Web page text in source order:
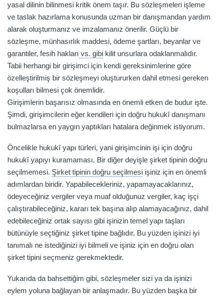
yasal dilinin bilinmesi kritik önem taşır. Bu sözleşmeleri işleme
ve taslak hazırlama konusunda uzman bir danışmandan yardım
alarak oluşturmanız ve imzalamanız önerilir. Güçlü bir
sözleşme, münhasırlık maddesi, ödeme şartları, beyanlar ve
garantiler, fesih hakları vs. gibi kilit unsurlara odaklanmalıdır.
Tabii herhangi bir girişimci için kendi gereksinimlerine göre
özelleştirilmiş bir sözleşmeyi oluştururken dahil etmesi gereken
koşulları bilmesi çok önemlidir.
Girişimlerin başarısız olmasında en önemli etken de budur işte.
Şimdi, girişimcilerin eğer kendileri için doğru hukukî danışmanı
bulmazlarsa en yaygın yaptıkları hatalara değinmek istiyorum.
Öncelikle hukukî yapı türleri, yani girişimcinin işi için doğru
hukukî yapıyı kuramaması. Bir diğer deyişle şirket tipinin doğru
seçilmemesi. Şirket tipinin doğru seçilmesi işiniz için en önemli
adımlardan biridir. Yapabilecekleriniz, yapamayacaklarınız,
ödeyeceğiniz vergiler veya muaf olduğunuz vergiler, kaç işçi
çalıştırabileceğiniz, kararı tek başına alıp alamayacağınız, dahil
edebileceğiniz ortak sayısı gibi işinizin temel yapı taşları
bütünüyle seçtiğiniz şirket tipine bağlıdır. Bu yüzden işinizi iyi
tanımalı ne istediğinizi iyi bilmeli ve işiniz için en doğru olan
şirket tipini seçmeniz gerekmektedir.
Yukarıda da bahsettiğim gibi, sözleşmeler sizi ya da işinizi
eylem yoluna bağlayan bir anlaşmadır. Bu yüzden başka bir